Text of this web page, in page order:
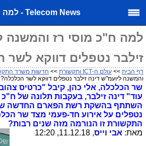
Telecom News - למה ח"כ מוסי...
למה ח"כ מוסי רז והמשנה
זילבר נטפלים דווקא לשר
דף הבית >> עולם ה-ICT ותקשורת >> חדשות משרד
והמשנה ליועמ"ש דינה זילבר נטפלים דווקא לשר הכלכלה?
שר הכלכלה, אלי כהן, קיבל "כרטיס
עוד" דינה זילבר, בעקבות תלונה של
השתתף בהשקת רשת הפארם החדשה
נטפלים על אירוע חד-פעמי מצד שר
התקשורת זו הנורמה מזה שנים רבות?
מאת: אבי וייס, 11.12.18, 12:20